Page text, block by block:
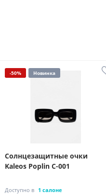
-50% Новинка
Солнцезащитные очки
Kaleos Poplin C-001
Доступно в 1 салоне